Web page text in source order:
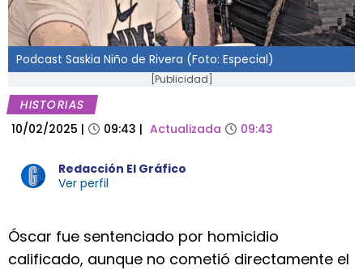
Podcast Saskia Niño de Rivera (Foto: Especial)
[Publicidad]
HISTORIAS
10/02/2025 | 09:43 | Actualizada 09:43
Redacción El Gráfico
Ver perfil
Óscar fue sentenciado por homicidio
calificado, aunque no cometió directamente el